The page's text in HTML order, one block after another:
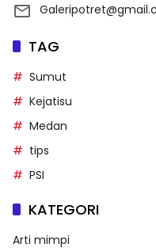
TAG
Sumut
Kejatisu
Medan
tips
PSI
KATEGORI
Arti mimpi